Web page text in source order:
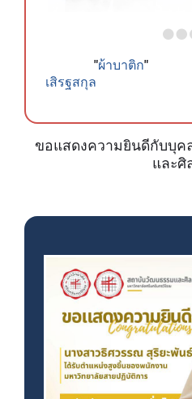
"ผ้าบาติก"
เสิรฐสกุล
ขอแสดงความยินดีกับบุค
และศิ